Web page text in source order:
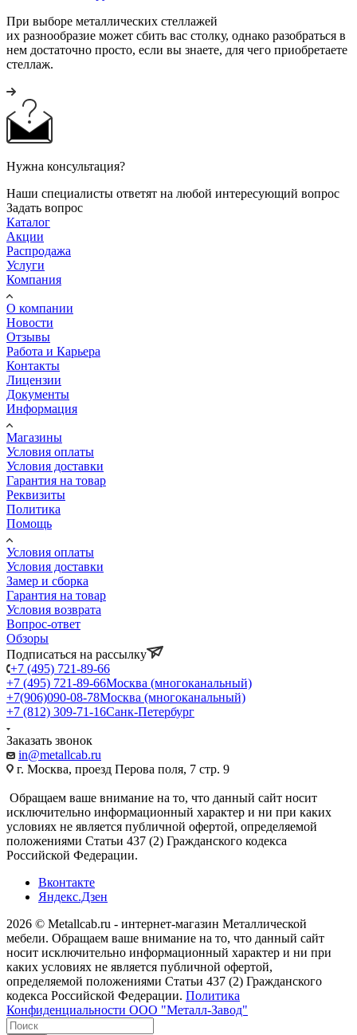
При выборе металлических стеллажей
их разнообразие может сбить вас столку, однако разобраться в
нем достаточно просто, если вы знаете, для чего приобретаете
стеллаж.
Нужна консультация?
Наши специалисты ответят на любой интересующий вопрос
Задать вопрос
Каталог
Акции
Распродажа
Услуги
Компания
О компании
Новости
Отзывы
Работа и Карьера
Контакты
Лицензии
Документы
Информация
Магазины
Условия оплаты
Условия доставки
Гарантия на товар
Реквизиты
Политика
Помощь
Условия оплаты
Условия доставки
Замер и сборка
Гарантия на товар
Условия возврата
Вопрос-ответ
Обзоры
Подписаться на рассылку
+7 (495) 721-89-66
+7 (495) 721-89-66Москва (многоканальный)
+7(906)090-08-78Москва (многоканальный)
+7 (812) 309-71-16Санк-Петербург
Заказать звонок
in@metallcab.ru
г. Москва, проезд Перова поля, 7 стр. 9
Обращаем ваше внимание на то, что данный сайт носит
исключительно информационный характер и ни при каких
условиях не является публичной офертой, определяемой
положениями Статьи 437 (2) Гражданского кодекса
Российской Федерации.
Вконтакте
Яндекс.Дзен
2026 © Metallcab.ru - интернет-магазин Металлической
мебели. Обращаем ваше внимание на то, что данный сайт
носит исключительно информационный характер и ни при
каких условиях не является публичной офертой,
определяемой положениями Статьи 437 (2) Гражданского
кодекса Российской Федерации. Политика
Конфиденциальности ООО "Металл-Завод"